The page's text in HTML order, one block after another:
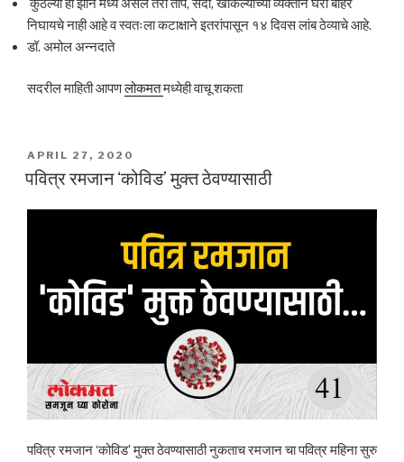
कुठल्या ही झोन मध्ये असले तरी ताप, सर्दी, खोकल्याच्या व्यक्तीने घरा बाहेर
निघायचे नाही आहे व स्वतःला कटाक्षाने इतरांपासून १४ दिवस लांब ठेव्याचे आहे.
डॉ. अमोल अन्नदाते
सदरील माहिती आपणलोकमतमध्येही वाचू शकता
POSTED
ON
APRIL 27, 2020
पवित्र रमजान ‘कोविड’ मुक्त ठेवण्यासाठी
पवित्र रमजान ‘कोविड’ मुक्त ठेवण्यासाठी नुकताच रमजान चा पवित्र महिना सुरु